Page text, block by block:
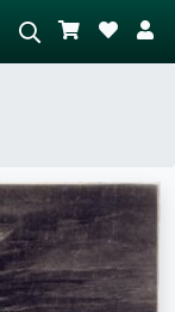
ciemny olej,
akt obok drzewa.